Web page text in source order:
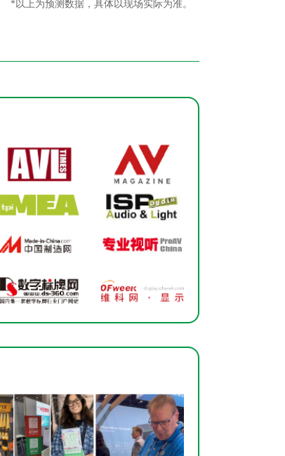
*以上为预测数据，具体以现场实际为准。